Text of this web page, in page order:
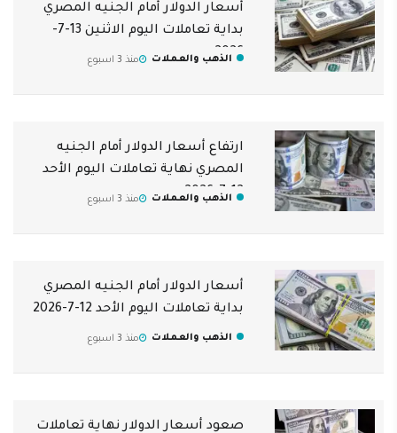
أسعار الدولار أمام الجنيه المصري
بداية تعاملات اليوم الاثنين 13-7-
2026
الذهب والعملات منذ 3 اسبوع
ارتفاع أسعار الدولار أمام الجنيه
المصري نهاية تعاملات اليوم الأحد
12-7-2026 الذهب والعملات منذ 3 اسبوع
أسعار الدولار أمام الجنيه المصري
بداية تعاملات اليوم الأحد 12-7-2026
الذهب والعملات منذ 3 اسبوع
صعود أسعار الدولار نهاية تعاملات